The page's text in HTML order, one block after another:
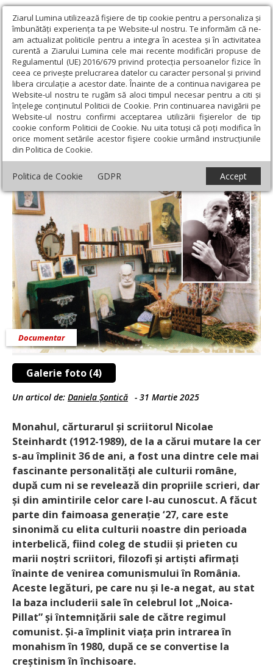
Ziarul Lumina utilizează fişiere de tip cookie pentru a personaliza și
îmbunătăți experiența ta pe Website-ul nostru. Te informăm că ne-
am actualizat politicile pentru a integra în acestea și în activitatea
curentă a Ziarului Lumina cele mai recente modificări propuse de
Regulamentul (UE) 2016/679 privind protecția persoanelor fizice în
ceea ce privește prelucrarea datelor cu caracter personal și privind
libera circulație a acestor date. Înainte de a continua navigarea pe
Website-ul nostru te rugăm să aloci timpul necesar pentru a citi și
înțelege conținutul Politicii de Cookie. Prin continuarea navigării pe
Website-ul nostru confirmi acceptarea utilizării fişierelor de tip
cookie conform Politicii de Cookie. Nu uita totuși că poți modifica în
orice moment setările acestor fişiere cookie urmând instrucțiunile
din Politica de Cookie.
Politica de Cookie GDPR Accept
Ziarul Lumina › Actualitate religioasă › Documentar › Nicolae
Steinhardt, între curajul mărturisirii și fericirea crucii
Nicolae Steinhardt, între curajul
mărturisirii și fericirea crucii
Galerie foto (4)
Documentar
Un articol de: Daniela Șontică - 31 Martie 2025
Monahul, cărturarul și scriitorul Nicolae
Steinhardt (1912-1989), de la a cărui mutare la cer
s-au împlinit 36 de ani, a fost una dintre cele mai
fascinante personalități ale culturii române,
după cum ni se revelează din propriile scrieri, dar
și din amintirile celor care l-au cunoscut. A făcut
parte din faimoasa generație ‘27, care este
sinonimă cu elita culturii noastre din perioada
interbelică, fiind coleg de studii și prieten cu
marii noștri ­scriitori, filozofi și artiști afirmați
înainte de venirea comunismului în România.
Aceste legături, pe care nu și le-a negat, au stat
la baza includerii sale în celebrul lot „Noica-
Pillat” și întemnițării sale de către regimul
comunist. Și-a împlinit viața prin intrarea în
monahism în 1980, după ce se convertise la
creștinism în închisoare.